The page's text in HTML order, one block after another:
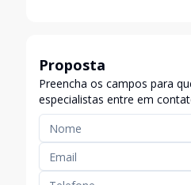
Proposta
Preencha os campos para
especialistas entre em